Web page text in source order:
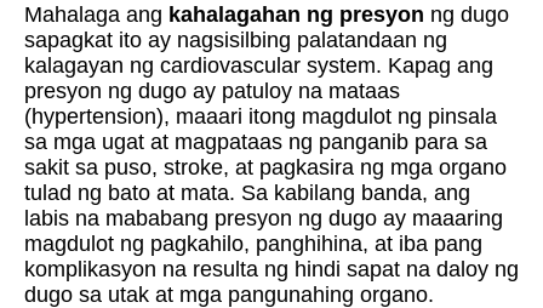
Mahalaga ang kahalagahan ng presyon ng dugo
sapagkat ito ay nagsisilbing palatandaan ng
kalagayan ng cardiovascular system. Kapag ang
presyon ng dugo ay patuloy na mataas
(hypertension), maaari itong magdulot ng pinsala
sa mga ugat at magpataas ng panganib para sa
sakit sa puso, stroke, at pagkasira ng mga organo
tulad ng bato at mata. Sa kabilang banda, ang
labis na mababang presyon ng dugo ay maaaring
magdulot ng pagkahilo, panghihina, at iba pang
komplikasyon na resulta ng hindi sapat na daloy ng
dugo sa utak at mga pangunahing organo.